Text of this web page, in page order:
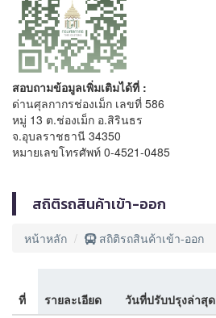
สอบถามข้อมูลเพิ่มเติมได้ที่ :
ด่านศุลกากรช่องเม็ก เลขที่ 586
หมู่ 13 ต.ช่องเม็ก อ.สิรินธร
จ.อุบลราชธานี 34350
หมายเลขโทรศัพท์ 0-4521-0485
สถิติรถสินค้าเข้า-ออก
หน้าหลัก สถิติรถสินค้าเข้า-ออก
ที่ รายละเอียด วันที่ปรับปรุงล่าสุด